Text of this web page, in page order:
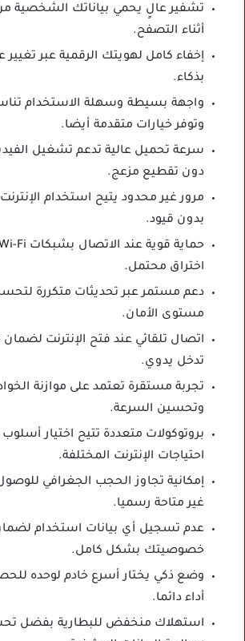
تشفير عالٍ يحمي بياناتك الشخصية من
أثناء التصفح.
بذكاء.
واجهة بسيطة وسهلة الاستخدام
وتوفر خيارات متقدمة أيضا.
سرعة تحميل عالية تدعم تشغيل
دون تقطيع مزعج.
مرور غير محدود يتيح استخدام
بدون قيود.
اختراق محتمل.
دعم مستمر عبر تحديثات متكررة
مستوى الأمان.
اتصال تلقائي عند فتح الإنترنت
تدخل يدوي.
تجربة مستقرة تعتمد على موازنة
وتحسين السرعة.
بروتوكولات متعددة تتيح اختيار
احتياجات الإنترنت المختلفة.
إمكانية تجاوز الحجب الجغرافي
غير متاحة رسميا.
عدم تسجيل أي بيانات استخدام
خصوصيتك بشكل كامل.
وضع ذكي يختار أسرع خادم لوحده
أداء دائما.
استهلاك منخفض للبطارية بفضل